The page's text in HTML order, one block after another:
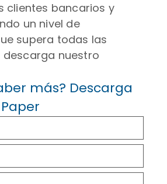
clientes bancarios y
un nivel de
supera todas las
nuestro
más? Descarga